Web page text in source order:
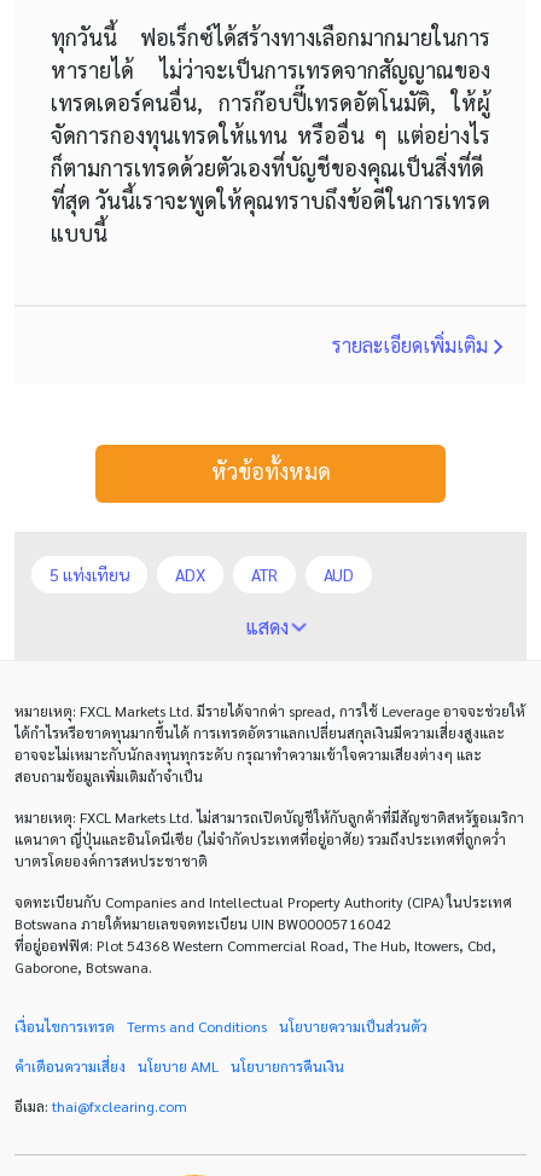
ทุกวันนี้ ฟอเร็กซ์ได้สร้างทางเลือกมากมายในการ
หารายได้ ไม่ว่าจะเป็นการเทรดจากสัญญาณของ
เทรดเดอร์คนอื่น, การก๊อบปี๊เทรดอัตโนมัติ, ให้ผู้
จัดการกองทุนเทรดให้แทน หรืออื่น ๆ แต่อย่างไร
ก็ตามการเทรดด้วยตัวเองที่บัญชีของคุณเป็นสิ่งที่ดี
ที่สุด วันนี้เราจะพูดให้คุณทราบถึงข้อดีในการเทรด
แบบนี้
รายละเอียดเพิ่มเติม
หัวข้อทั้งหมด
5 แท่งเทียน ADX ATR AUD
Average True Range
CAD CHF COVID-19 CPI Charles Dow
Cherry Blossom Chinese Yuan
Correlation Matrix D1 DXY DailyFX
Default mode network
ECB ECN EMA EUR EUR/AUD
EUR/USD
EURUSD Expert Advisor Expert Advisors
FOMC FXCL FXStreet Fed
Forex Factory
แสดง
หมายเหตุ: FXCL Markets Ltd. มีรายได้จากค่า spread, การใช้ Leverageอาจจะช่วยให้
ได้กำไรหรือขาดทุนมากขึ้นได้ การเทรดอัตราแลกเปลี่ยนสกุลเงินมีความเสี่ยงสูงและ
อาจจะไม่เหมาะกับนักลงทุนทุกระดับ กรุณาทำความเข้าใจความเสียงต่างๆ และ
สอบถามข้อมูลเพิ่มเติมถ้าจำเป็น
หมายเหตุ: FXCL Markets Ltd.ไม่สามารถเปิดบัญชีให้กับลูกค้าที่มีสัญชาติสหรัฐอเมริกา
แคนาดา ญี่ปุ่นและอินโดนีเซีย (ไม่จำกัดประเทศที่อยู่อาศัย) รวมถึงประเทศที่ถูกคว่ำ
บาตรโดยองค์การสหประชาชาติ
จดทะเบียนกับ Companies and Intellectual Property Authority (CIPA) ในประเทศ
Botswana ภายใต้หมายเลขจดทะเบียน UIN BW00005716042
ที่อยู่ออฟฟิศ: Plot 54368 Western Commercial Road, The Hub, Itowers, Cbd,
Gaborone, Botswana.
เงื่อนไขการเทรด Terms and Conditions นโยบายความเป็นส่วนตัว
คำเตือนความเสี่ยง นโยบาย AML นโยบายการคืนเงิน
อีเมล:thai@fxclearing.com